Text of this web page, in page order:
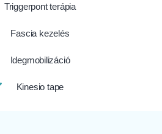
Triggerpont terápia
Fascia kezelés
Idegmobilizáció
Kinesio tape